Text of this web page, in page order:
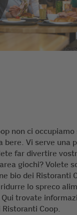
non ci
bere. Vi serve una
far divertire
giochi? Volete
bio dei Ristoranti
lo spreco
Qui trovate
Coop.